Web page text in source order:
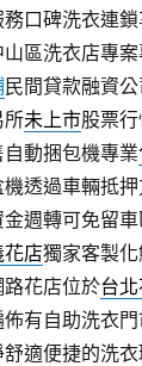
口碑洗衣連
區洗衣店專
民間貸款融資
所未上市股票
動捆包機專業
透過車輛抵
週轉可免留
花店獨家客製
花店位於台
有自助洗衣
適便捷的洗